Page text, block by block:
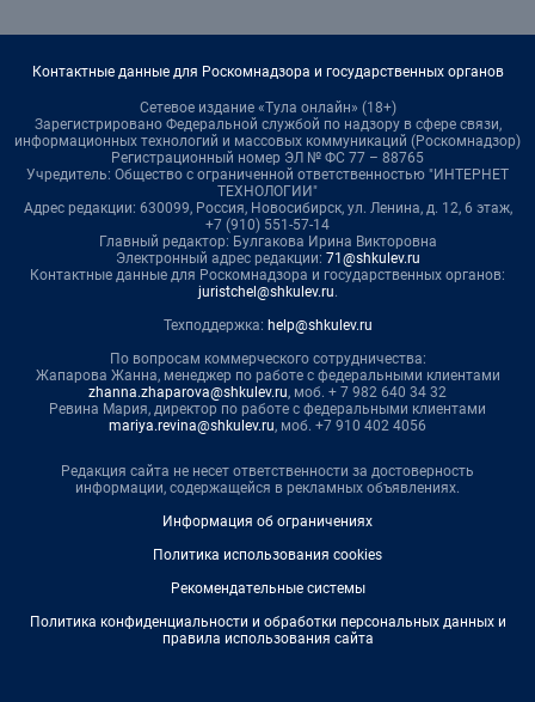
Контактные данные для Роскомнадзора и государственных органов
Сетевое издание «Тула онлайн» (18+)
Зарегистрировано Федеральной службой по надзору в сфере связи,
информационных технологий и массовых коммуникаций (Роскомнадзор)
Регистрационный номер ЭЛ № ФС 77 – 88765
Учредитель: Общество с ограниченной ответственностью "ИНТЕРНЕТ
ТЕХНОЛОГИИ"
Адрес редакции: 630099, Россия, Новосибирск, ул. Ленина, д. 12, 6 этаж,
+7 (910) 551-57-14
Главный редактор: Булгакова Ирина Викторовна
Электронный адрес редакции: 71@shkulev.ru
Контактные данные для Роскомнадзора и государственных органов:
juristchel@shkulev.ru.
Техподдержка: help@shkulev.ru
По вопросам коммерческого сотрудничества:
Жапарова Жанна, менеджер по работе с федеральными клиентами
zhanna.zhaparova@shkulev.ru, моб. + 7 982 640 34 32
Ревина Мария, директор по работе с федеральными клиентами
mariya.revina@shkulev.ru, моб. +7 910 402 4056
Редакция сайта не несет ответственности за достоверность
информации, содержащейся в рекламных объявлениях.
Информация об ограничениях
Политика использования cookies
Рекомендательные системы
Политика конфиденциальности и обработки персональных данных и
правила использования сайта